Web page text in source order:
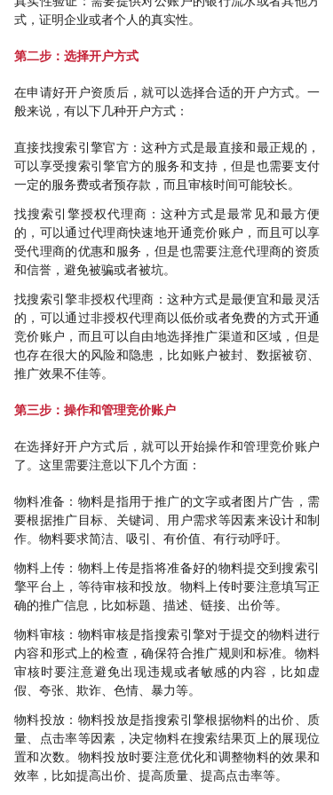
式，证明企业或者个人的真实性。
第二步：选择开户方式
在申请好开户资质后，就可以选择合适的开户方式。一
般来说，有以下几种开户方式：
直接找搜索引擎官方：这种方式是最直接和最正规的，
可以享受搜索引擎官方的服务和支持，但是也需要支付
一定的服务费或者预存款，而且审核时间可能较长。
找搜索引擎授权代理商：这种方式是最常见和最方便
的，可以通过代理商快速地开通竞价账户，而且可以享
受代理商的优惠和服务，但是也需要注意代理商的资质
和信誉，避免被骗或者被坑。
找搜索引擎非授权代理商：这种方式是最便宜和最灵活
的，可以通过非授权代理商以低价或者免费的方式开通
竞价账户，而且可以自由地选择推广渠道和区域，但是
也存在很大的风险和隐患，比如账户被封、数据被窃、
推广效果不佳等。
第三步：操作和管理竞价账户
在选择好开户方式后，就可以开始操作和管理竞价账户
了。这里需要注意以下几个方面：
物料准备：物料是指用于推广的文字或者图片广告，需
要根据推广目标、关键词、用户需求等因素来设计和制
作。物料要求简洁、吸引、有价值、有行动呼吁。
物料上传：物料上传是指将准备好的物料提交到搜索引
擎平台上，等待审核和投放。物料上传时要注意填写正
确的推广信息，比如标题、描述、链接、出价等。
物料审核：物料审核是指搜索引擎对于提交的物料进行
内容和形式上的检查，确保符合推广规则和标准。物料
审核时要注意避免出现违规或者敏感的内容，比如虚
假、夸张、欺诈、色情、暴力等。
物料投放：物料投放是指搜索引擎根据物料的出价、质
量、点击率等因素，决定物料在搜索结果页上的展现位
置和次数。物料投放时要注意优化和调整物料的效果和
效率，比如提高出价、提高质量、提高点击率等。